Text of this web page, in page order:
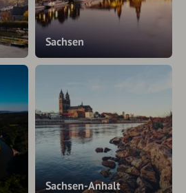
Sachsen
Sachsen-Anhalt